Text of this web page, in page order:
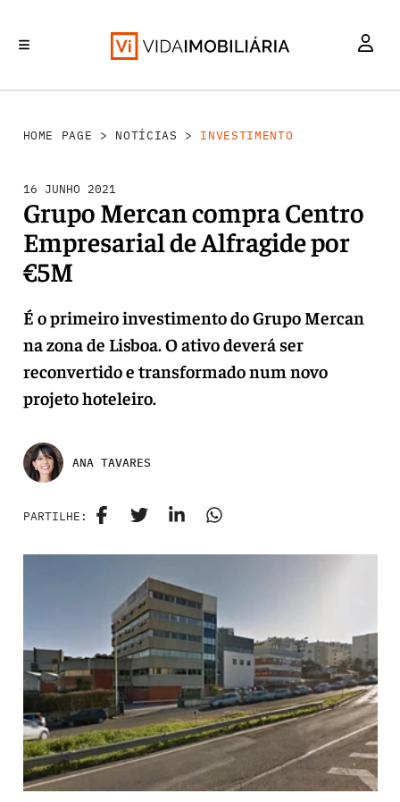
HOME PAGE > NOTÍCIAS > INVESTIMENTO
16 JUNHO 2021
Grupo Mercan compra Centro
Empresarial de Alfragide por
€5M
É o primeiro investimento do Grupo Mercan
na zona de Lisboa. O ativo deverá ser
reconvertido e transformado num novo
projeto hoteleiro.
ANA TAVARES
PARTILHE: